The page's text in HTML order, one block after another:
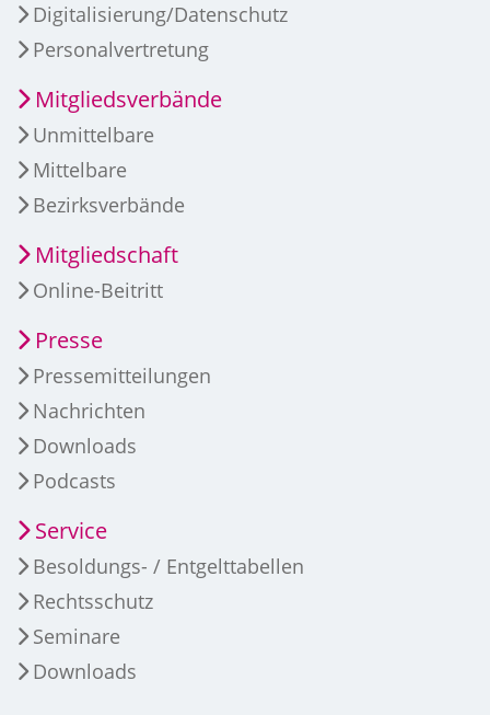
Digitalisierung/Datenschutz
Personalvertretung
Mitgliedsverbände
Unmittelbare
Mittelbare
Bezirksverbände
Mitgliedschaft
Online-Beitritt
Presse
Pressemitteilungen
Nachrichten
Downloads
Podcasts
Service
Besoldungs- / Entgelttabellen
Rechtsschutz
Seminare
Downloads